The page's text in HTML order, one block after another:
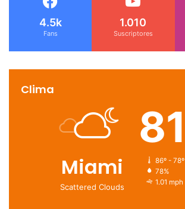
4.5k
Fans
1.010
Suscriptores
Clima
Miami
Scattered Clouds
81
86º - 78º
78%
1.01 mph